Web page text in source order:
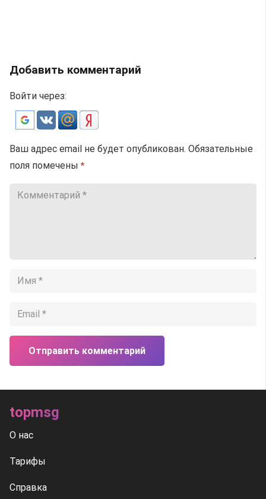
Добавить комментарий
Войти через:
Ваш адрес email не будет опубликован. Обязательные
поля помечены *
Отправить комментарий
topmsg
О нас
Тарифы
Справка